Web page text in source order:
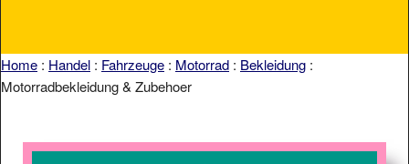
Home : Handel : Fahrzeuge : Motorrad : Bekleidung :
Motorradbekleidung & Zubehoer